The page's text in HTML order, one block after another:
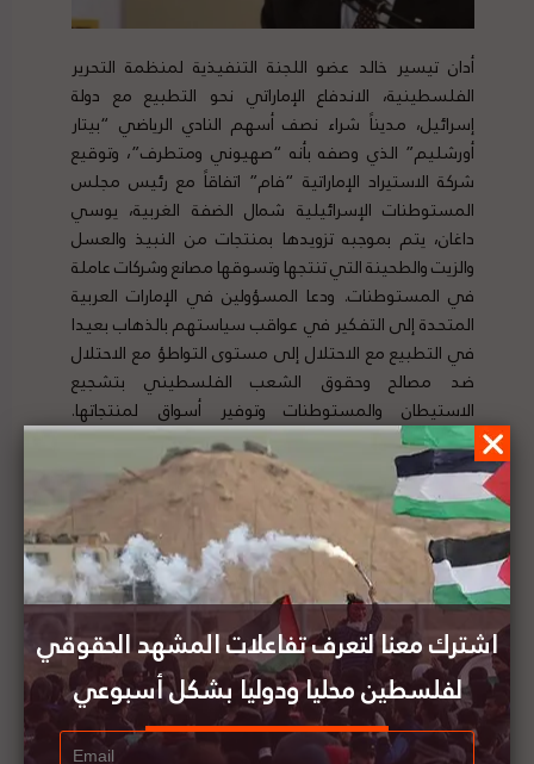
أدان تيسير خالد عضو اللجنة التنفيذية لمنظمة التحرير
الفلسطينية، الاندفاع الإماراتي نحو التطبيع مع دولة
إسرائيل، مديناً شراء نصف أسهم النادي الرياضي “بيتار
أورشليم” الذي وصفه بأنه “صهيوني ومتطرف”، وتوقيع
شركة الاستيراد الإماراتية “فام” اتفاقاً مع رئيس مجلس
المستوطنات الإسرائيلية شمال الضفة الغربية، يوسي
داغان، يتم بموجبه تزويدها بمنتجات من النبيذ والعسل
والزيت والطحينة التي تنتجها وتسوقها مصانع وشركات عاملة
في المستوطنات. ودعا المسؤولين في الإمارات العربية
المتحدة إلى التفكير في عواقب سياستهم بالذهاب بعيدا
في التطبيع مع الاحتلال إلى مستوى التواطؤ مع الاحتلال
ضد مصالح وحقوق الشعب الفلسطيني بتشجيع
الاستيطان والمستوطنات وتوفير أسواق لمنتجاتها.
لتفاصيل الخبر ومصدره الأصلي،هنا
رياض منصور في رسالة لمسؤولين أمميين: إفلات
إسرائيل من العقاب أصبح أكثر تواتراً وصادماً حتى أثناء
جائحة كورونا
8 ديسمبر: قرار أممي حول فلسطين صدر في مثل
هذا اليوم
اشترك معنا لتعرف تفاعلات المشهد الحقوقي
لفلسطين محليا ودوليا بشكل أسبوعي